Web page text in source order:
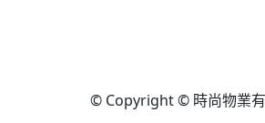
© Copyright © 時尚物業